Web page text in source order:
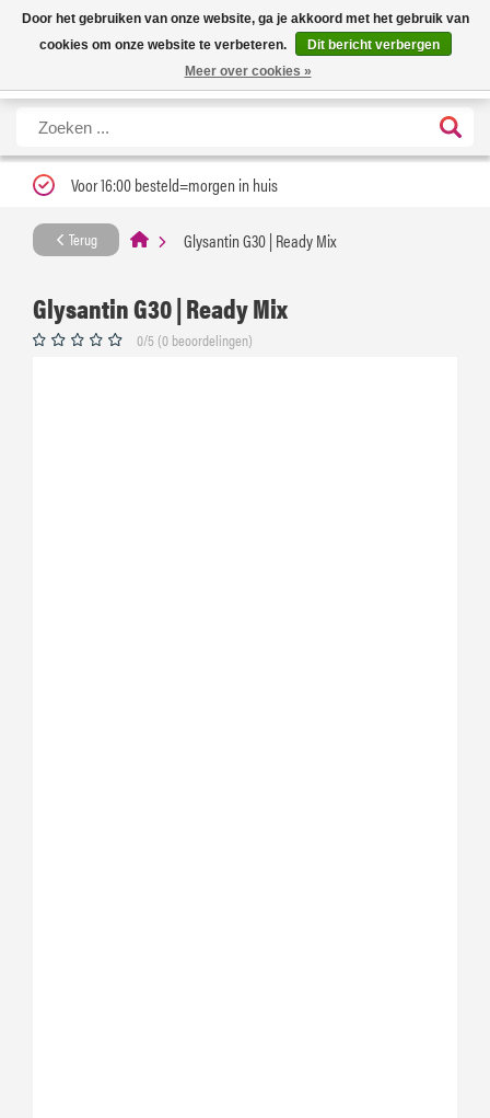
Nieuwe levertijd: 1 tot 3 werkdagen | Nu 25% korting op gehele assortiment
Carfume met kortingscode ''verfrissend''
X
Voor 16:00 besteld=morgen in huis
Terug Glysantin G30 | Ready Mix
Glysantin G30 | Ready Mix
0/5 (0 beoordelingen)
Door het gebruiken van onze website, ga je akkoord met het gebruik van
cookies om onze website te verbeteren.
Dit bericht verbergen
Meer over cookies »